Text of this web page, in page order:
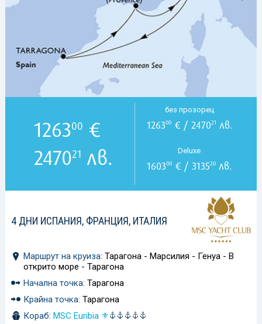
4 ДНИ ИСПАНИЯ, ФРАНЦИЯ, ИТАЛИЯ
Маршрут на круиза: Тарагона - Марсилия - Генуа - В
открито море - Тарагона
Начална точка: Тарагона
Крайна точка: Тарагона
Кораб: MSC Euribia ⚜
126300 €
247021 лв.
без прозорец
126300€ / 247021 лв.
Deluxe
160300 € / 313520 лв.